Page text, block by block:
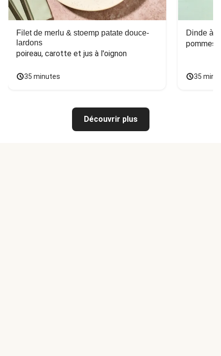
Filet de merlu & stoemp patate douce-
lardons
poireau, carotte et jus à l'oignon
35 minutes
Dinde à
pommes
35
Découvrir plus